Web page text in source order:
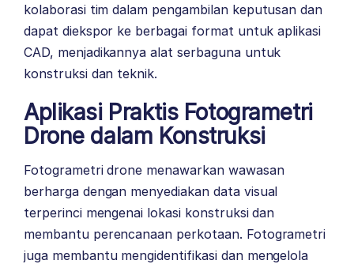
kolaborasi tim dalam pengambilan keputusan dan
dapat diekspor ke berbagai format untuk aplikasi
CAD, menjadikannya alat serbaguna untuk
konstruksi dan teknik.
Aplikasi Praktis Fotogrametri
Drone dalam Konstruksi
Fotogrametri drone menawarkan wawasan
berharga dengan menyediakan data visual
terperinci mengenai lokasi konstruksi dan
membantu perencanaan perkotaan. Fotogrametri
juga membantu mengidentifikasi dan mengelola